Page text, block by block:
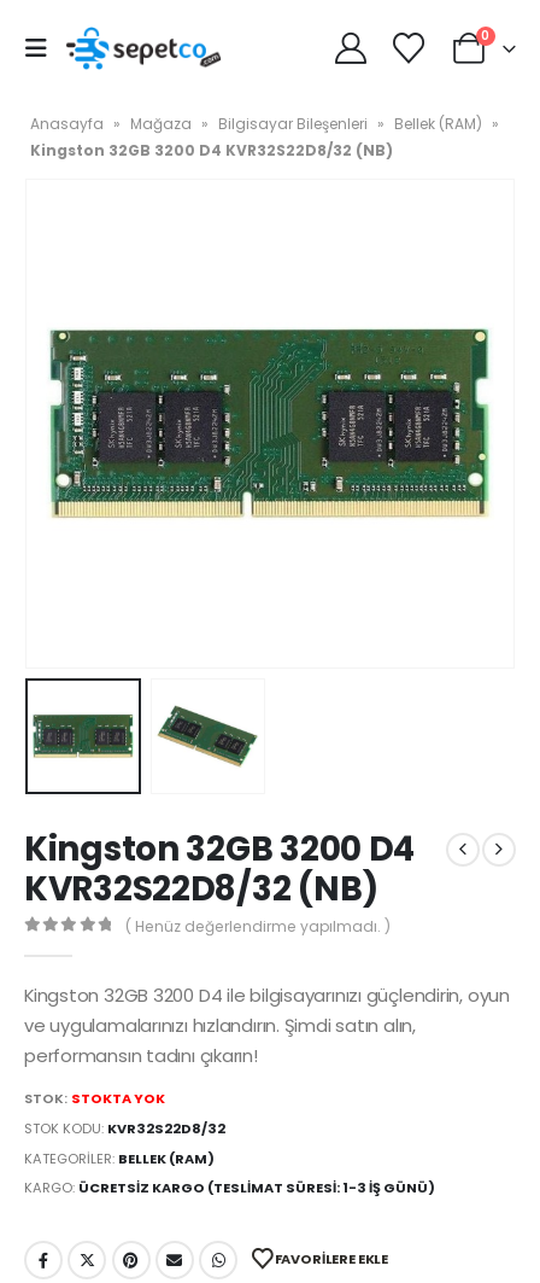
0
Anasayfa » Mağaza » Bilgisayar Bileşenleri » Bellek (RAM) »
Kingston 32GB 3200 D4 KVR32S22D8/32 (NB)
Kingston 32GB 3200 D4
KVR32S22D8/32 (NB)
( Henüz değerlendirme yapılmadı. )
Kingston 32GB 3200 D4 ile bilgisayarınızı güçlendirin, oyun
ve uygulamalarınızı hızlandırın. Şimdi satın alın,
performansın tadını çıkarın!
STOK: STOKTA YOK
STOK KODU: KVR32S22D8/32
KATEGORILER: BELLEK (RAM)
KARGO: ÜCRETSIZ KARGO (TESLIMAT SÜRESI: 1-3 İŞ GÜNÜ)
FAVORILERE EKLE